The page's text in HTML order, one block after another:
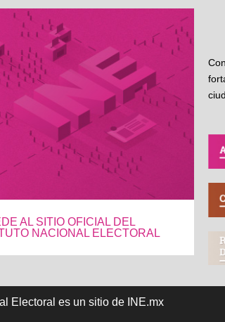
AL SITIO OFICIAL DEL
NACIONAL ELECTORAL
Electoral es un sitio de INE.mx